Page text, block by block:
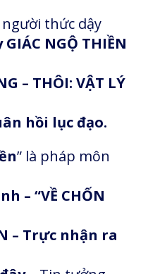
thức dậy
GIÁC NGỘ THIỀN
– THÔI: VẬT LÝ
hồi lục đạo.
” là pháp môn
– “VỀ CHỐN
– Trực nhận ra